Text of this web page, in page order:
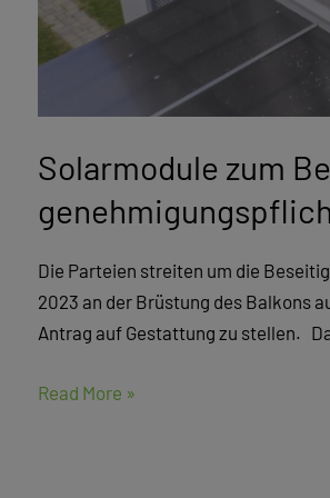
Solarmodule zum
Die Parteien streiten um die
2023 an der Brüstung des Balkons
Antrag auf Gestattung zu stellen.
Read More »